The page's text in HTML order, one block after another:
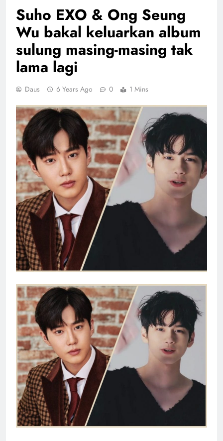
Suho EXO & Ong Seung
Wu bakal keluarkan album
sulung masing-masing tak
lama lagi
Daus 6 Years Ago 0 1 Mins